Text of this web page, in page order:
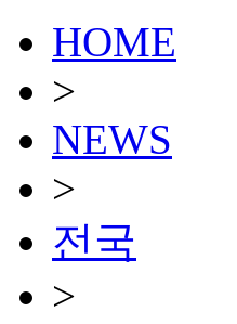
HOME
>
NEWS
>
전국
>